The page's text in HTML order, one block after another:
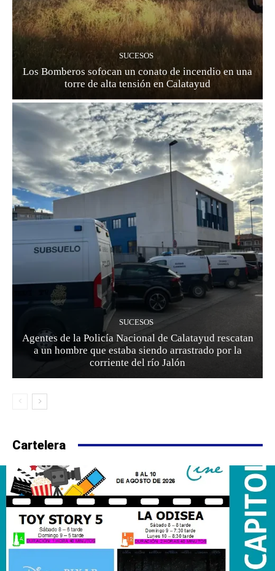
SUCESOS
Los Bomberos sofocan un conato de incendio en una
torre de alta tensión en Calatayud
SUCESOS
Agentes de la Policía Nacional de Calatayud rescatan
a un hombre que estaba siendo arrastrado por la
corriente del río Jalón
Cartelera